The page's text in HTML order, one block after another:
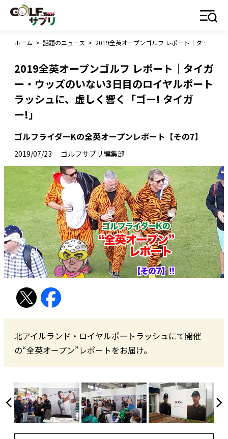
ホーム > 話題のニュース > 2019全英オープンゴルフ レポート｜タイガー・ウッズのいない3日目のロイヤルポートラッシュに、虚しく響く「ゴー! タイガー!」
2019全英オープンゴルフ レポート｜タイガ
ー・ウッズのいない3日目のロイヤルポート
ラッシュに、虚しく響く「ゴー! タイガ
ー!」
ゴルフライダーKの全英オープンレポート【その7】
2019/07/23 ゴルフサプリ編集部
北アイルランド・ロイヤルポートラッシュにて開催
の“全英オープン”レポートをお届け。